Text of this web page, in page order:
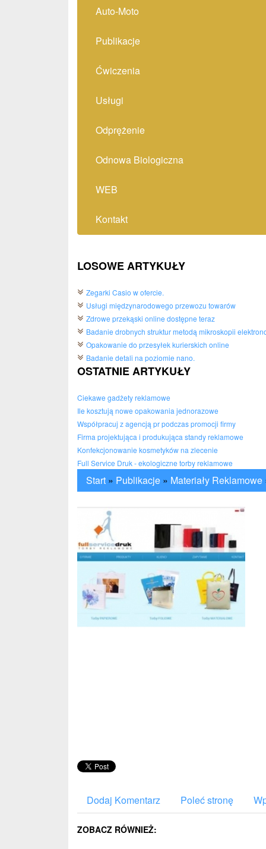
Auto-Moto
Publikacje
Ćwiczenia
Usługi
Odprężenie
Odnowa Biologiczna
WEB
Kontakt
LOSOWE ARTYKUŁY
Zegarki Casio w ofercie.
Usługi międzynarodowego przewozu towarów
Zdrowe przekąski online dostępne teraz
Badanie drobnych struktur metodą mikroskopii
Opakowanie do przesyłek kurierskich online
Badanie detali na poziomie nano.
OSTATNIE ARTYKUŁY
Ciekawe gadżety reklamowe
Ile kosztują nowe opakowania jednorazowe
Współpracuj z agencją pr podczas promocji firmy
Firma projektująca i produkująca standy reklamowe
Konfekcjonowanie kosmetyków na zlecenie
Full Service Druk - ekologiczne torby reklamowe
Start » Publikacje » Materiały Reklamowe
Dodaj Komentarz Poleć stronę
ZOBACZ RÓWNIEŻ: